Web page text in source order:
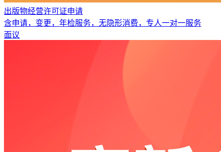
出版物经营许可证申请
含申请，变更，年检服务，无隐形消费，专人一对一服务
面议